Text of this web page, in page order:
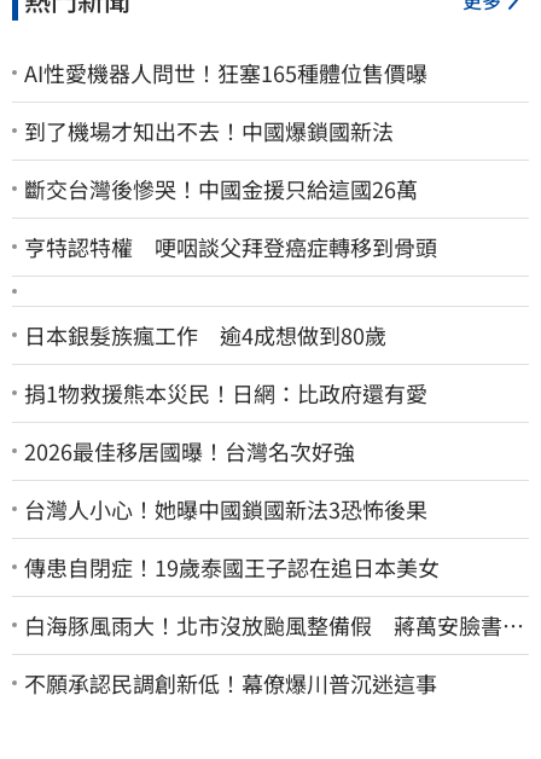
AI性愛機器人問世！狂塞165種體位售價曝
到了機場才知出不去！中國爆鎖國新法
斷交台灣後慘哭！中國金援只給這國26萬
亨特認特權 哽咽談父拜登癌症轉移到骨頭
日本銀髮族瘋工作 逾4成想做到80歲
捐1物救援熊本災民！日網：比政府還有愛
2026最佳移居國曝！台灣名次好強
台灣人小心！她曝中國鎖國新法3恐怖後果
傳患自閉症！19歲泰國王子認在追日本美女
白海豚風雨大！北市沒放颱風整備假 蔣萬安臉書遭
網友灌爆：標準在哪？
不願承認民調創新低！幕僚爆川普沉迷這事